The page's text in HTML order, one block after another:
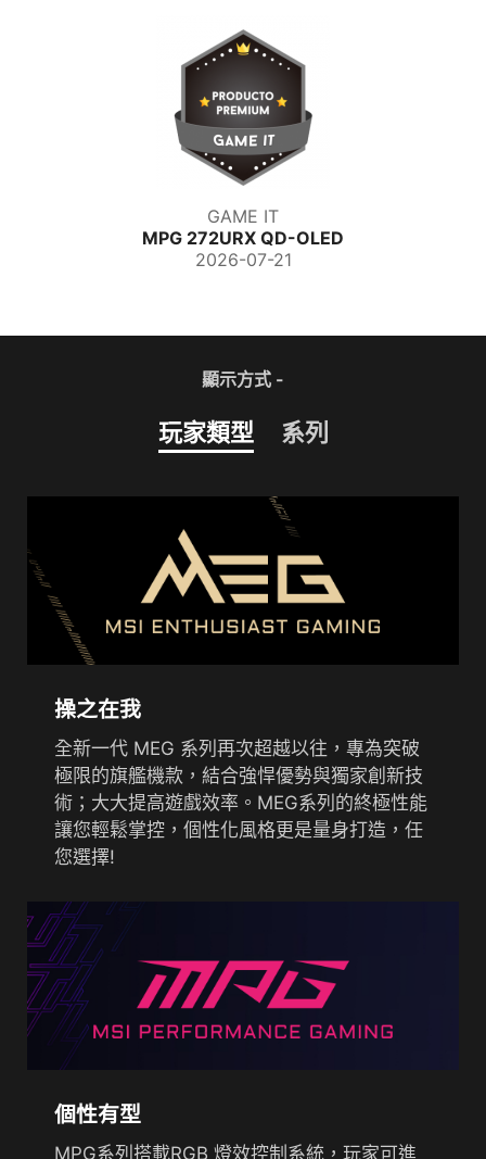
GAME IT
MPG 272URX QD-OLED
2026-07-21
顯示方式 -
玩家類型 系列
操之在我
全新一代 MEG 系列再次超越以往，專為突破
極限的旗艦機款，結合強悍優勢與獨家創新技
術；大大提高遊戲效率。MEG系列的終極性能
讓您輕鬆掌控，個性化風格更是量身打造，任
您選擇!
個性有型
MPG系列搭載RGB 燈效控制系統，玩家可進